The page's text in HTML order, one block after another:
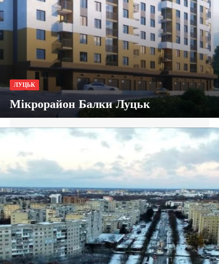
ЛУЦЬК
Мікрорайон Балки Луцьк